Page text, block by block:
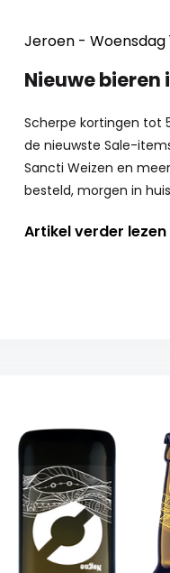
Jeroen - Woensdag
Nieuwe bieren
Scherpe kortingen tot
de nieuwste Sale-
Sancti Weizen en
besteld, morgen in
Artikel verder lezen